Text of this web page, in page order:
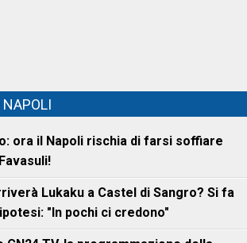
ora il Napoli rischia di farsi soffiare
Lukaku a Castel di Sangro? Si fa
"In pochi ci credono"